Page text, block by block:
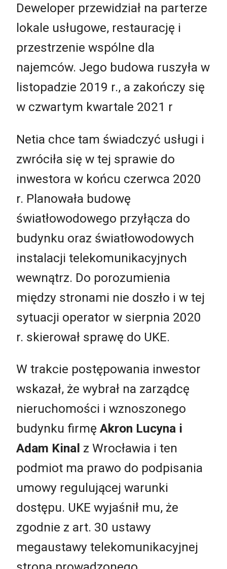
Deweloper przewidział na parterze
lokale usługowe, restaurację i
przestrzenie wspólne dla
najemców. Jego budowa ruszyła w
listopadzie 2019 r., a zakończy się
w czwartym kwartale 2021 r
Netia chce tam świadczyć usługi i
zwróciła się w tej sprawie do
inwestora w końcu czerwca 2020
r. Planowała budowę
światłowodowego przyłącza do
budynku oraz światłowodowych
instalacji telekomunikacyjnych
wewnątrz. Do porozumienia
między stronami nie doszło i w tej
sytuacji operator w sierpnia 2020
r. skierował sprawę do UKE.
W trakcie postępowania inwestor
wskazał, że wybrał na zarządcę
nieruchomości i wznoszonego
budynku firmę Akron Lucyna i
Adam Kinal z Wrocławia i ten
podmiot ma prawo do podpisania
umowy regulującej warunki
dostępu. UKE wyjaśnił mu, że
zgodnie z art. 30 ustawy
megaustawy telekomunikacyjnej